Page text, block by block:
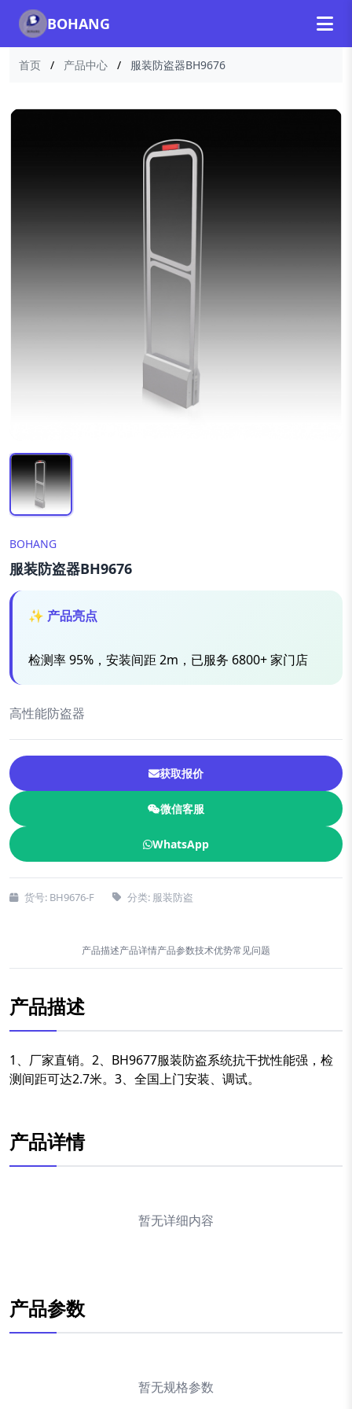
BOHANG
首页 / 产品中心 / 服装防盗器BH9676
BOHANG
服装防盗器BH9676
✨ 产品亮点
检测率 95%，安装间距 2m，已服务 6800+ 家门店
高性能防盗器
获取报价
微信客服
WhatsApp
货号: BH9676-F 分类: 服装防盗
产品描述产品详情产品参数技术优势常见问题
产品描述
1、厂家直销。2、BH9677服装防盗系统抗干扰性能强，检
测间距可达2.7米。3、全国上门安装、调试。
产品详情
暂无详细内容
产品参数
暂无规格参数